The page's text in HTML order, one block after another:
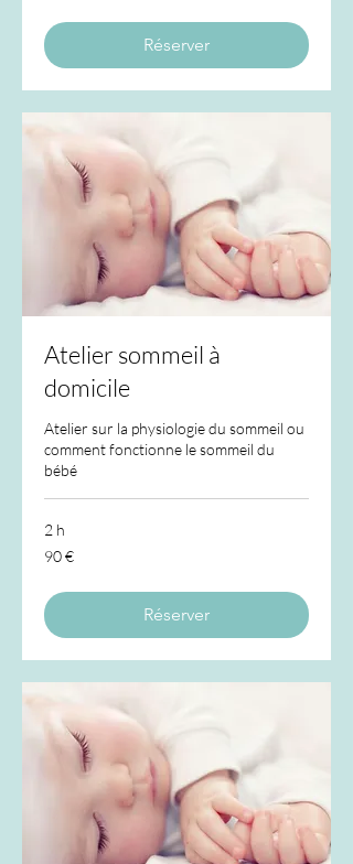
Réserver
Atelier sommeil à
domicile
Atelier sur la physiologie du sommeil ou
comment fonctionne le sommeil du
bébé
2 h
90
euros
90 €
Réserver